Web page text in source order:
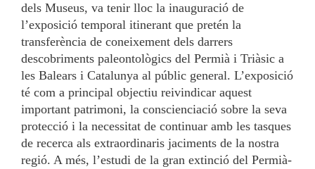
dels Museus, va tenir lloc la inauguració de
l’exposició temporal itinerant que pretén la
transferència de coneixement dels darrers
descobriments paleontològics del Permià i Triàsic a
les Balears i Catalunya al públic general. L’exposició
té com a principal objectiu reivindicar aquest
important patrimoni, la conscienciació sobre la seva
protecció i la necessitat de continuar amb les tasques
de recerca als extraordinaris jaciments de la nostra
regió. A més, l’estudi de la gran extinció del Permià-